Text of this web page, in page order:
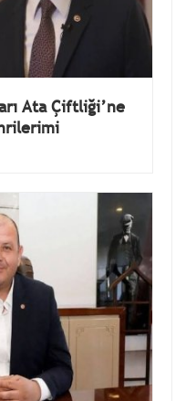
Ata Çiftliği’ne